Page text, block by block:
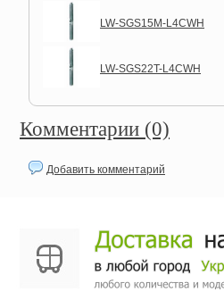
LW-SGS15M-L4CWH
LW-SGS22T-L4CWH
Комментарии (0)
Добавить комментарий